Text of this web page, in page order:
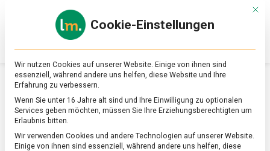
Online-
Magazin
zu
&
Ernährung
SCHLAGWORT:BEWÄSSERUNG
Mit
Cookie-Einstellungen
Wir nutzen Cookies auf unserer Website. Einige von ihnen sind
essenziell, während andere uns helfen, diese Website und Ihre
Erfahrung zu verbessern.
Wenn Sie unter 16 Jahre alt sind und Ihre Einwilligung zu optionalen
Services geben möchten, müssen Sie Ihre Erziehungsberechtigten um
Erlaubnis bitten.
Wir verwenden Cookies und andere Technologien auf unserer Website.
Einige von ihnen sind essenziell, während andere uns helfen, diese